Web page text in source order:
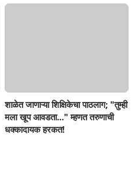
शाळेत जाणाऱ्या शिक्षिकेचा पाठलाग; "तुम्ही
मला खूप आवडता..." म्हणत तरुणाची
धक्कादायक हरकत!